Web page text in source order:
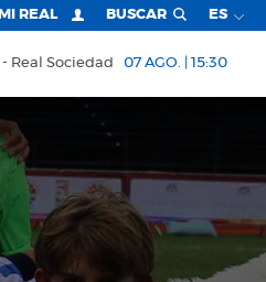
MI REAL BUSCAR ES
Real Sociedad 07 AGO. | 15:30